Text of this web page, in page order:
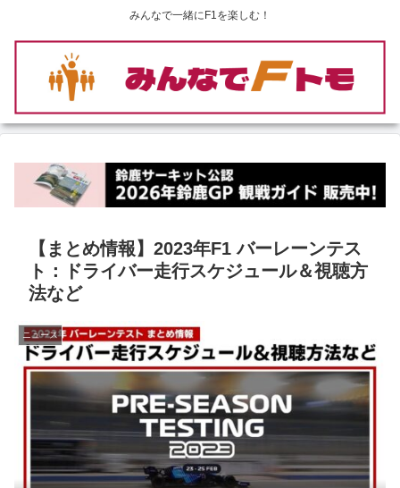
みんなで一緒にF1を楽しむ！
【まとめ情報】2023年F1 バーレーンテス
ト：ドライバー走行スケジュール＆視聴方
法など
ニュース